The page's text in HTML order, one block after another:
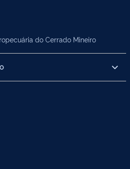
do Cerrado Mineiro